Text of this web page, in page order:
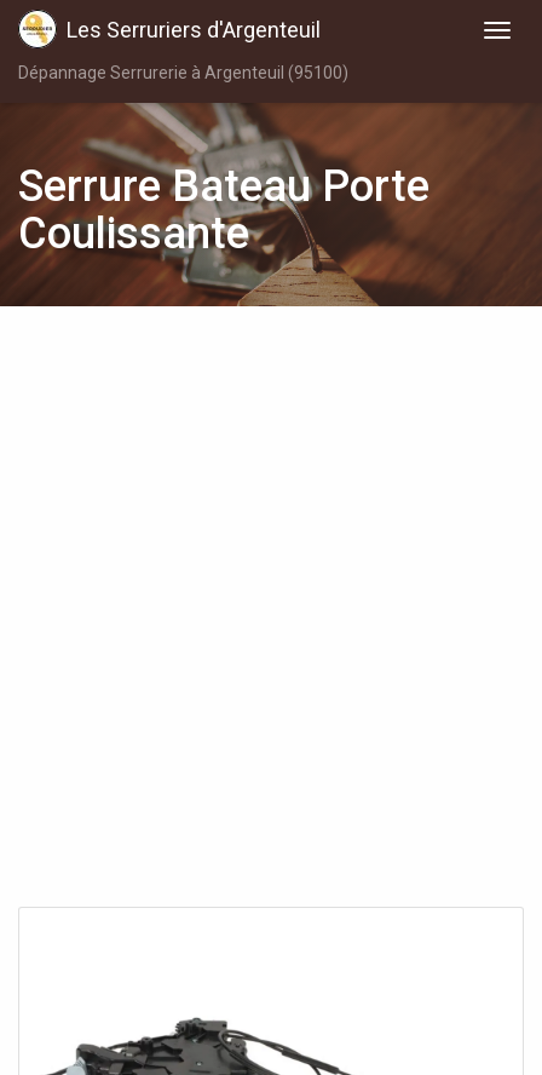
Les Serruriers d'Argenteuil
Dépannage Serrurerie à Argenteuil (95100)
Serrure Bateau Porte
Coulissante